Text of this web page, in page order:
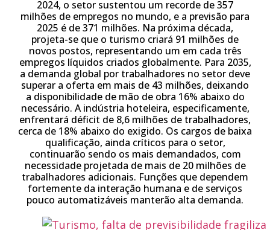
2024, o setor sustentou um recorde de 357
milhões de empregos no mundo, e a previsão para
2025 é de 371 milhões. Na próxima década,
projeta-se que o turismo criará 91 milhões de
novos postos, representando um em cada três
empregos líquidos criados globalmente. Para 2035,
a demanda global por trabalhadores no setor deve
superar a oferta em mais de 43 milhões, deixando
a disponibilidade de mão de obra 16% abaixo do
necessário. A indústria hoteleira, especificamente,
enfrentará déficit de 8,6 milhões de trabalhadores,
cerca de 18% abaixo do exigido. Os cargos de baixa
qualificação, ainda críticos para o setor,
continuarão sendo os mais demandados, com
necessidade projetada de mais de 20 milhões de
trabalhadores adicionais. Funções que dependem
fortemente da interação humana e de serviços
pouco automatizáveis manterão alta demanda.